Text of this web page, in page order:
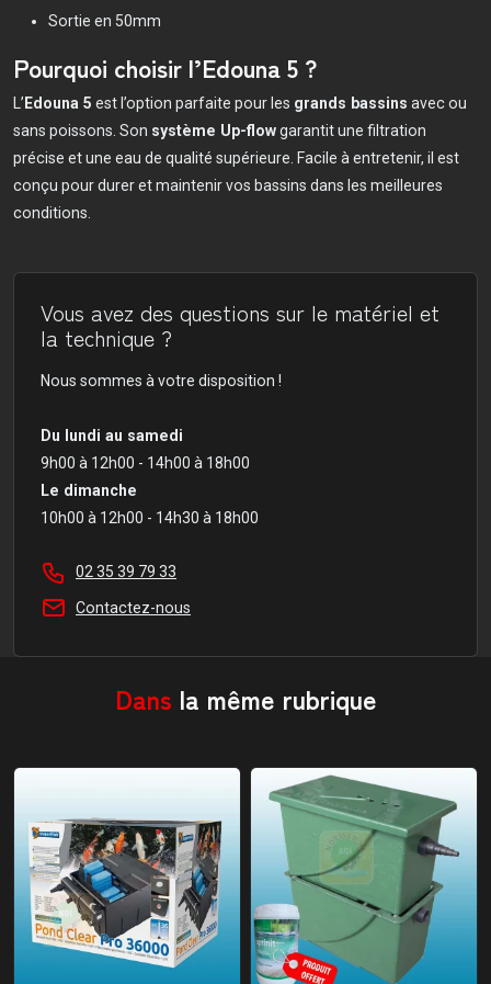
Sortie en 50mm
Pourquoi choisir l’Edouna 5 ?
L’ Edouna 5 est l’option parfaite pour les grands bassins avec ou
sans poissons. Son système Up-flowgarantit une filtration
précise et une eau de qualité supérieure. Facile à entretenir, il est
conçu pour durer et maintenir vos bassins dans les meilleures
conditions.
Vous avez des questions sur le matériel et
la technique ?
Nous sommes à votre disposition !
Du lundi au samedi
9h00 à 12h00 - 14h00 à 18h00
Le dimanche
10h00 à 12h00 - 14h30 à 18h00
02 35 39 79 33
Contactez-nous
Dans la même rubrique